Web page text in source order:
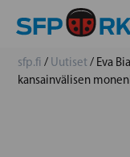
sfp.fi / Uutiset/ Eva
kansainvälisen